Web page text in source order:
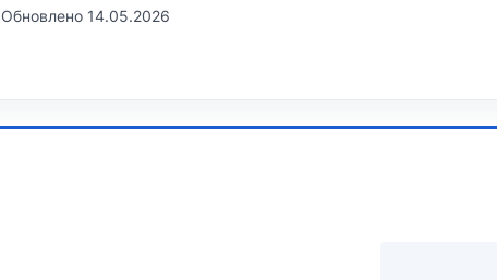
Обновлено 14.05.2026